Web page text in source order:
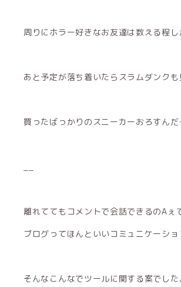
周りにホラー好きなお友達は数える程
あと予定が落ち着いたらスラムダンク
買ったばっかりのスニーカーおろすんだ
離れててもコメントで会話できるのAぇ
ブログってほんといいコミュニケーシ
そんなこんなでツールに関する案でし